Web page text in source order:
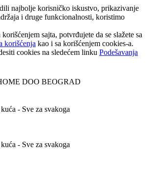
najbolje korisničko iskustvo, prikazivanje
i druge funkcionalnosti, koristimo
sajta, potvrđujete da se slažete sa
korišćenja kao i sa korišćenjem cookies-a.
cookies na sledećem linku Podešavanja
- Sve za svakoga
- Sve za svakoga